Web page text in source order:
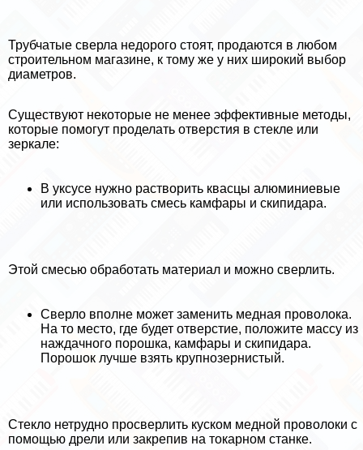
Трубчатые сверла недорого стоят, продаются в любом
строительном магазине, к тому же у них широкий выбор
диаметров.
Существуют некоторые не менее эффективные методы,
которые помогут проделать отверстия в стекле или
зеркале:
В уксусе нужно растворить квасцы алюминиевые
или использовать смесь камфары и скипидapа.
Этой смесью обработать материал и можно сверлить.
Сверло вполне может заменить медная проволока.
На то место, где будет отверстие, положите массу из
наждачного порошка, камфары и скипидapа.
Порошок лучше взять крупнозернистый.
Стекло нетрудно просверлить куском медной проволоки с
помощью дрели или закрепив на токарном станке.